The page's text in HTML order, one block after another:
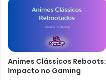
Animes Clássicos Reboots:
Impacto no Gaming